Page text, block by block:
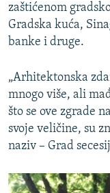
zaštićenom
Gradska kuća,
banke i druge.
„Arhitektonska
mnogo više, ali
što se ove zgrade
svoje veličine, su
naziv – Grad